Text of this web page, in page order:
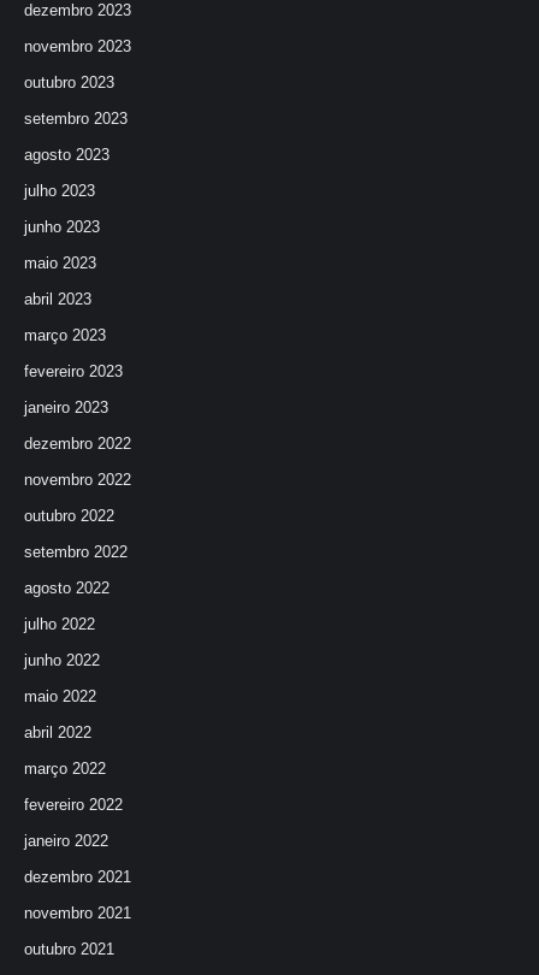
dezembro 2023
novembro 2023
outubro 2023
setembro 2023
agosto 2023
julho 2023
junho 2023
maio 2023
abril 2023
março 2023
fevereiro 2023
janeiro 2023
dezembro 2022
novembro 2022
outubro 2022
setembro 2022
agosto 2022
julho 2022
junho 2022
maio 2022
abril 2022
março 2022
fevereiro 2022
janeiro 2022
dezembro 2021
novembro 2021
outubro 2021